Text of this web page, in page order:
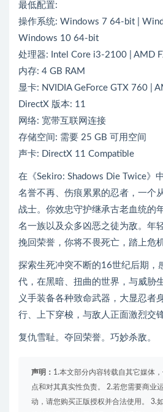
最低配置:
操作系统: Windows 7 64-bit |
Windows 10 64-bit
处理器: Intel Core i3-2100 | AMD
内存: 4 GB RAM
显卡: NVIDIA GeForce GTX 760 |
DirectX 版本: 11
网络: 宽带互联网连接
存储空间: 需要 25 GB 可用空间
声卡: DirectX 11 Compatible
在《Sekiro: Shadows Die Twice》
名誉不再、伤痕累累的忍者，一个
战士。你效忠守护继承古老血统的
名一族以及众多凶恶之徒为敌。年
挽回荣誉，你将不畏死亡，踏上危
探索生死冲突不断的16世纪后期，
代，在黑暗、扭曲的世界，与威胁
义手装备各种致命武器，大显忍者
行、上下穿梭，与敌人正面激烈交锋
复仇雪耻。夺回荣誉。巧妙杀敌。
声明： 1.本文部分内容转载自其它媒体
点和对其真实性负责。 2.若您需要商业
动，请您购买正版授权并合法使用。 3.